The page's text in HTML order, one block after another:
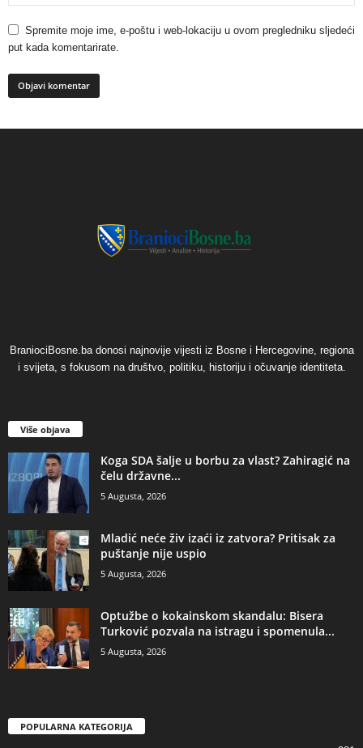
Spremite moje ime, e-poštu i web-lokaciju u ovom pregledniku sljedeći
put kada komentarirate.
BraniociBosne.ba donosi najnovije vijesti iz Bosne i Hercegovine, regiona
i svijeta, s fokusom na društvo, politiku, historiju i očuvanje identiteta.
Više objava
​Koga SDA šalje u borbu za vlast? Zahiragić na
čelu državne...
5 Augusta, 2026
​Mladić neće živ izaći iz zatvora? Pritisak za
puštanje nije uspio
5 Augusta, 2026
​Optužbe o kokainskom skandalu: Bisera
Turković pozvala na istragu i spomenula...
5 Augusta, 2026
POPULARNA KATEGORIJA